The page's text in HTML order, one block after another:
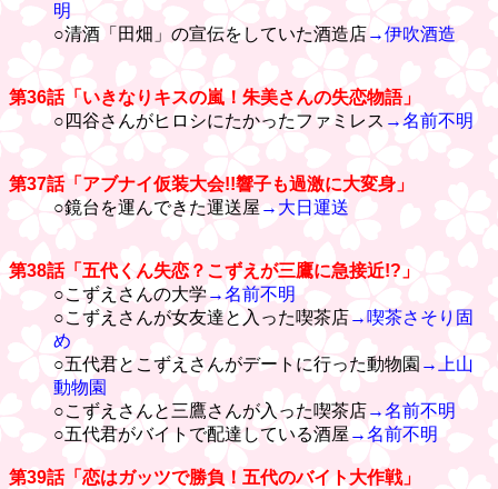
明
○清酒「田畑」の宣伝をしていた酒造店→伊吹酒造
第36話「いきなりキスの嵐！朱美さんの失恋物語」
○四谷さんがヒロシにたかったファミレス →名前不明
第37話「アブナイ仮装大会!!響子も過激に大変身」
○鏡台を運んできた運送屋 →大日運送
第38話「五代くん失恋？こずえが三鷹に急接近!?」
○こずえさんの大学→名前不明
○こずえさんが女友達と入った喫茶店→喫茶さそり固
め
○五代君とこずえさんがデートに行った動物園 →上山
動物園
○こずえさんと三鷹さんが入った喫茶店→名前不明
○五代君がバイトで配達している酒屋 →名前不明
第39話「恋はガッツで勝負！五代のバイト大作戦」